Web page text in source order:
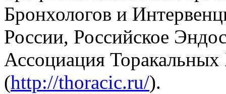
Бронхологов и
России, Российское
Ассоциация
(http://thoracic.ru/).